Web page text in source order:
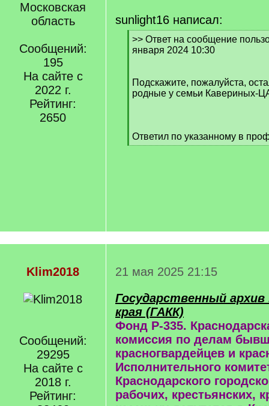
Московская
область
Сообщений:
195
На сайте с
2022 г.
Рейтинг:
2650
sunlight16 написал:
[
q
>> Ответ на сообщение
января 2024 10:30
Подскажите, пожалуйста,
родные у семьи Кавериных-
Ответил по указанному в
Klim2018
Сообщений:
29295
На сайте с
2018 г.
Рейтинг:
21 мая 2025 21:15
Государственный архив
края (ГАКК)
Фонд Р-335.
комиссия по делам
красногвардейцев и
Исполнительного
Краснодарского
рабочих, крестьянских,